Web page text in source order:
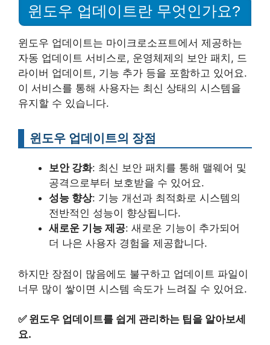
윈도우 업데이트란 무엇인가요?
윈도우 업데이트는 마이크로소프트에서 제공하는
자동 업데이트 서비스로, 운영체제의 보안 패치, 드
라이버 업데이트, 기능 추가 등을 포함하고 있어요.
이 서비스를 통해 사용자는 최신 상태의 시스템을
유지할 수 있습니다.
윈도우 업데이트의 장점
보안 강화: 최신 보안 패치를 통해 맬웨어 및
공격으로부터 보호받을 수 있어요.
성능 향상: 기능 개선과 최적화로 시스템의
전반적인 성능이 향상됩니다.
새로운 기능 제공: 새로운 기능이 추가되어
더 나은 사용자 경험을 제공합니다.
하지만 장점이 많음에도 불구하고 업데이트 파일이
너무 많이 쌓이면 시스템 속도가 느려질 수 있어요.
✅ 윈도우 업데이트를 쉽게 관리하는 팁을 알아보세
요.